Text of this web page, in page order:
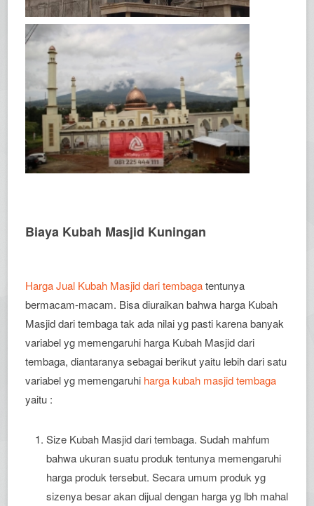
Biaya Kubah Masjid Kuningan
Harga Jual Kubah Masjid dari tembagatentunya
bermacam-macam. Bisa diuraikan bahwa harga Kubah
Masjid dari tembaga tak ada nilai yg pasti karena banyak
variabel yg memengaruhi harga Kubah Masjid dari
tembaga, diantaranya sebagai berikut yaitu lebih dari satu
variabel yg memengaruhi harga kubah masjid tembaga
yaitu :
Size Kubah Masjid dari tembaga. Sudah mahfum
bahwa ukuran suatu produk tentunya memengaruhi
harga produk tersebut. Secara umum produk yg
sizenya besar akan dijual dengan harga yg lbh mahal